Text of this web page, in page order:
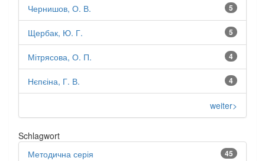
5
Чернишов, О. В.
5
Щербак, Ю. Г.
4
Мітрясова, О. П.
4
Нєпєіна, Г. В.
weiter>
Schlagwort
45
Методична серія